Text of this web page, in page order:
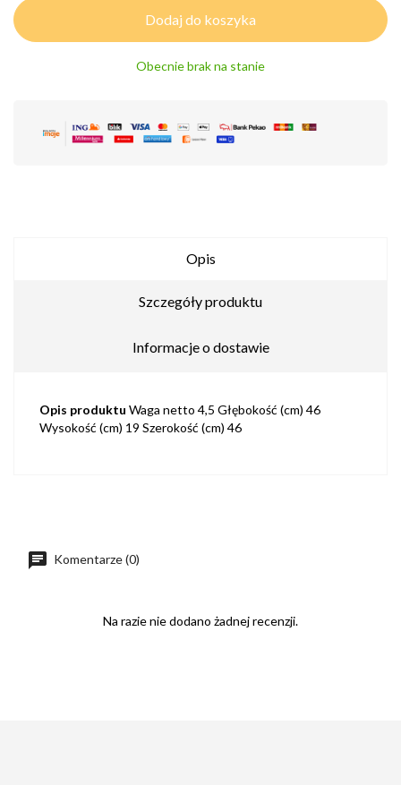
Dodaj do koszyka
Obecnie brak na stanie
Opis
Szczegóły produktu
Informacje o dostawie
Opis produktu Waga netto 4,5 Głębokość (cm) 46
Wysokość (cm) 19 Szerokość (cm) 46
Komentarze (0)
Na razie nie dodano żadnej recenzji.